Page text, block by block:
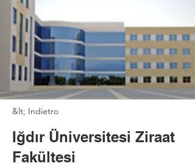
&lt; Indietro
Iğdır Üniversitesi Ziraat
Fakültesi